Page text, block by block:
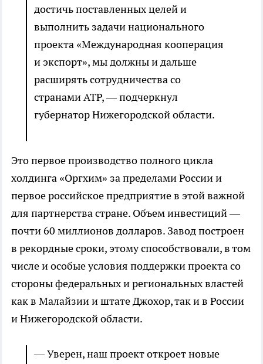
достичь поставленных целей и
выполнить задачи национального
проекта «Международная кооперация
и экспорт», мы должны и дальше
расширять сотрудничества со
странами АТР, — подчеркнул
губернатор Нижегородской области.
Это первое производство полного цикла
холдинга «Оргхим» за пределами России и
первое российское предприятие в этой важной
для партнерства стране. Объем инвестиций —
почти 60 миллионов долларов. Завод построен
в рекордные сроки, этому способствовали, в том
числе и особые условия поддержки проекта со
стороны федеральных и региональных властей
как в Малайзии и штате Джохор, так и в России
и Нижегородской области.
— Уверен, наш проект откроет новые